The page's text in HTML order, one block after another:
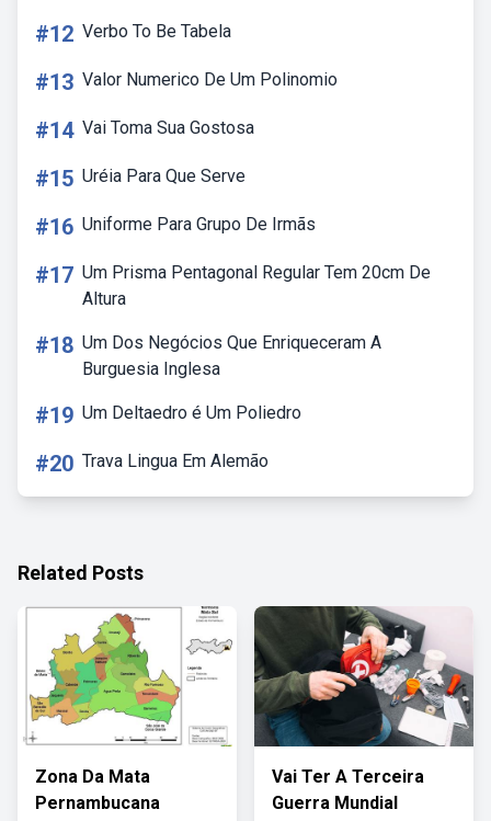
#12 Verbo To Be Tabela
#13 Valor Numerico De Um Polinomio
#14 Vai Toma Sua Gostosa
#15 Uréia Para Que Serve
#16 Uniforme Para Grupo De Irmãs
#17 Um Prisma Pentagonal Regular Tem 20cm De
Altura
#18 Um Dos Negócios Que Enriqueceram A
Burguesia Inglesa
#19 Um Deltaedro é Um Poliedro
#20 Trava Lingua Em Alemão
Related Posts
Zona Da Mata
Pernambucana
Vai Ter A Terceira
Guerra Mundial